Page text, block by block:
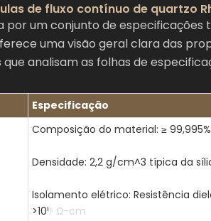
de fluxo contínuo de quartzo
um conjunto de especificações
uma visão geral clara das
analisam as folhas de
Especificação
Composição do material: ≥
Densidade: 2,2 g/cm^3 típica da
Isolamento elétrico: Resistência
>10¹⁶ Ω-cm